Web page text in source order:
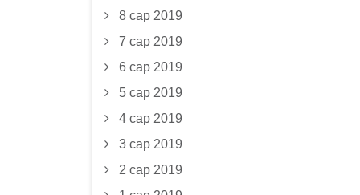
8 сар 2019
7 сар 2019
6 сар 2019
5 сар 2019
4 сар 2019
3 сар 2019
2 сар 2019